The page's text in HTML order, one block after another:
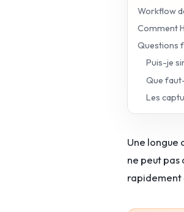
Workflow
Comment
Questions
Puis-je
Que
Les
Une longue
ne peut pas
rapidement